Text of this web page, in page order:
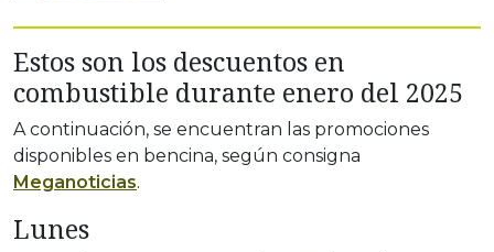
Estos son los descuentos en
combustible durante enero del 2025
A continuación, se encuentran las promociones
disponibles en bencina, según consigna
Meganoticias.
Lunes